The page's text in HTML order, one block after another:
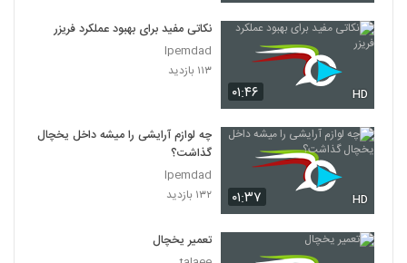
۰۱:۴۶ HD
نکاتی مفید برای بهبود عملکرد فریزر
Ipemdad
۱۱۳ بازدید
۰۱:۳۷ HD
چه لوازم آرایشی را میشه داخل یخچال
گذاشت؟
Ipemdad
۱۳۲ بازدید
تعمیر یخچال